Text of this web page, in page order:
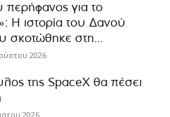
περήφανος για το
Η ιστορία του Δανού
σκοτώθηκε στη...
2026
της SpaceX θα πέσει
2026